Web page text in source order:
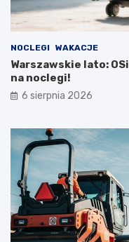
NOCLEGI WAKACJE
Warszawskie lato:
na noclegi!
6 sierpnia 2026